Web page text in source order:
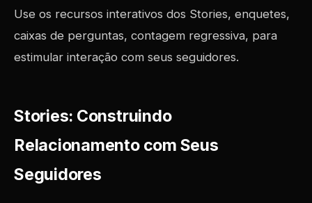
Use os recursos interativos dos Stories, enquetes,
caixas de perguntas, contagem regressiva, para
estimular interação com seus seguidores.
Stories: Construindo
Relacionamento com Seus
Seguidores